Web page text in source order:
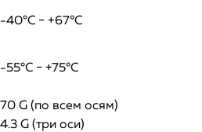
-40°С − +67°С
-55°С − +75°С
70 G (по всем осям)
4.3 G (три оси)